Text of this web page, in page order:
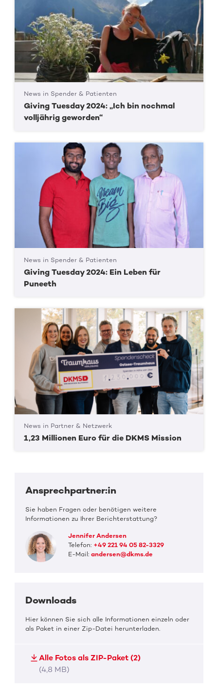
News in Spender & Patienten
Giving Tuesday 2024: „Ich bin nochmal
volljährig geworden“
News in Spender & Patienten
Giving Tuesday 2024: Ein Leben für
Puneeth
News in Partner & Netzwerk
1,23 Millionen Euro für die DKMS Mission
Ansprechpartner:in
Sie haben Fragen oder benötigen weitere
Informationen zu Ihrer Berichterstattung?
Jennifer Andersen
Telefon: +49 221 94 05 82-3329
E-Mail:andersen@dkms.de
Downloads
Hier können Sie sich alle Informationen einzeln oder
als Paket in einer Zip-Datei herunterladen.
Alle Fotos als ZIP-Paket (2)
(4,8 MB)